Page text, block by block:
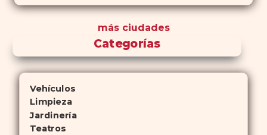
más ciudades
Categorías
Vehículos
Limpieza
Jardinería
Teatros